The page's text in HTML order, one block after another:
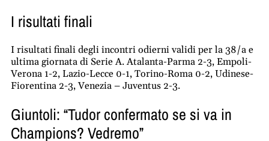
I risultati finali
I risultati finali degli incontri odierni validi per la 38/a e
ultima giornata di Serie A. Atalanta-Parma 2-3, Empoli-
Verona 1-2, Lazio-Lecce 0-1, Torino-Roma 0-2, Udinese-
Fiorentina 2-3, Venezia – Juventus 2-3.
Giuntoli: “Tudor confermato se si va in
Champions? Vedremo”